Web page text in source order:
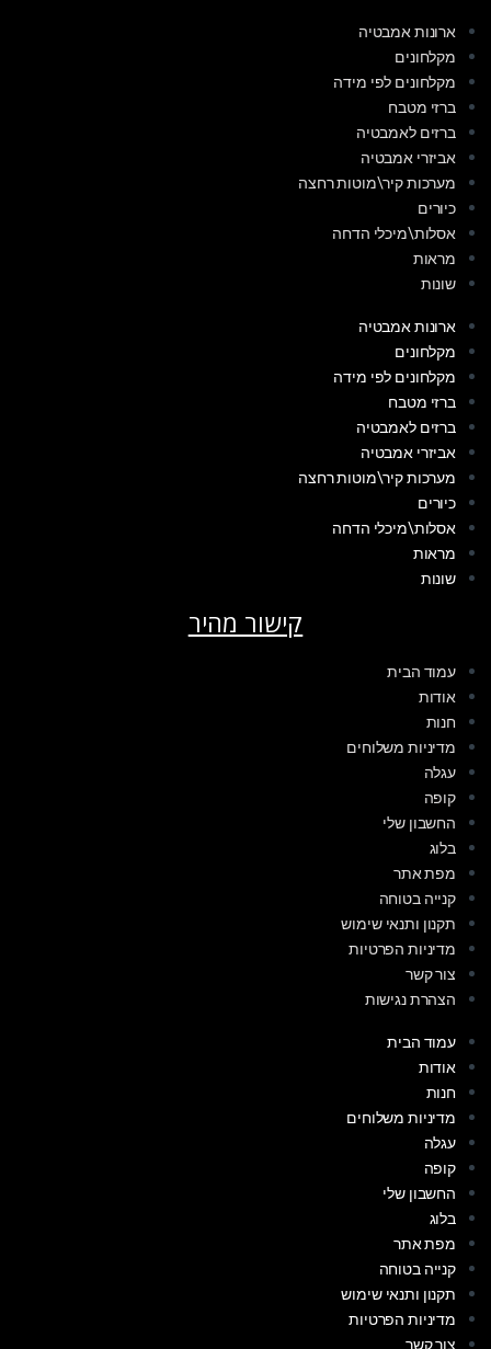
ארונות אמבטיה
מקלחונים
מקלחונים לפי מידה
ברזי מטבח
ברזים לאמבטיה
אביזרי אמבטיה
מערכות קיר\מוטות רחצה
כיורים
אסלות\מיכלי הדחה
מראות
שונות
ארונות אמבטיה
מקלחונים
מקלחונים לפי מידה
ברזי מטבח
ברזים לאמבטיה
אביזרי אמבטיה
מערכות קיר\מוטות רחצה
כיורים
אסלות\מיכלי הדחה
מראות
שונות
קישור מהיר
עמוד הבית
אודות
חנות
מדיניות משלוחים
עגלה
קופה
החשבון שלי
בלוג
מפת אתר
קנייה בטוחה
תקנון ותנאי שימוש
מדיניות הפרטיות
צור קשר
הצהרת נגישות
עמוד הבית
אודות
חנות
מדיניות משלוחים
עגלה
קופה
החשבון שלי
בלוג
מפת אתר
קנייה בטוחה
תקנון ותנאי שימוש
מדיניות הפרטיות
צור קשר